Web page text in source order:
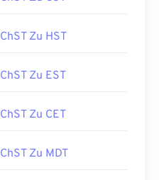
ChST Zu HST
ChST Zu EST
ChST Zu CET
ChST Zu MDT